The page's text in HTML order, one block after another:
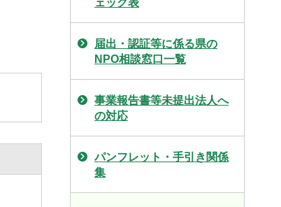
ェック表
届出・認証等に係る県の
NPO相談窓口一覧
事業報告書等未提出法人へ
の対応
パンフレット・手引き関係
集